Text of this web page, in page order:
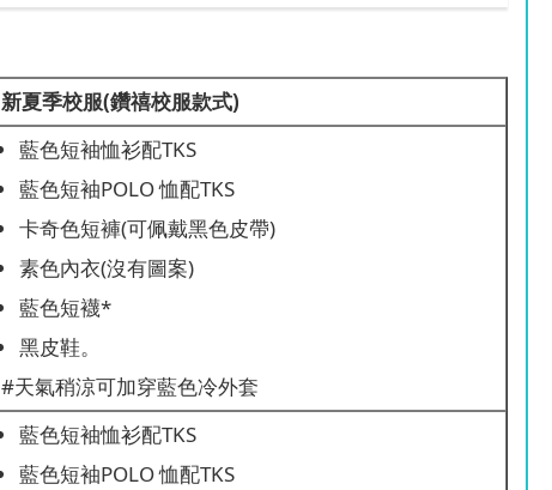
新夏季校服(鑽禧校服款式)
藍色短袖恤衫配TKS
藍色短袖POLO 恤配TKS
卡奇色短褲(可佩戴黑色皮帶)
素色內衣(沒有圖案)
藍色短襪*
黑皮鞋。
#天氣稍涼可加穿藍色冷外套
藍色短袖恤衫配TKS
藍色短袖POLO 恤配TKS